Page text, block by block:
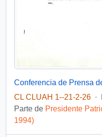
Conferencia de Prensa
CL CLUAH 1--21-2-26 ·
Parte de Presidente
1994)